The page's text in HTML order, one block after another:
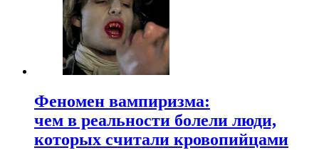
Феномен вампиризма:
чем в реальности болели люди,
которых считали кровопийцами